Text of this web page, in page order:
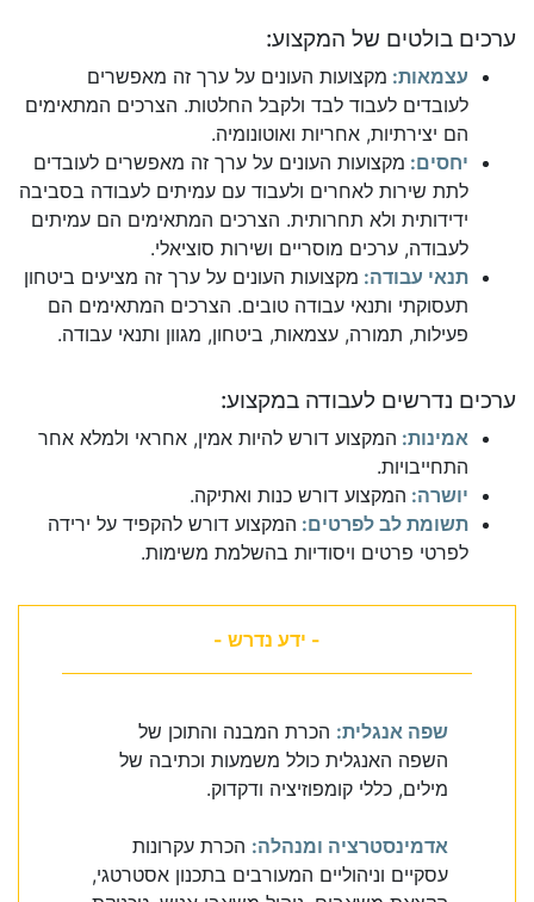
ערכים בולטים של המקצוע:
עצמאות: מקצועות העונים על ערך זה מאפשרים
לעובדים לעבוד לבד ולקבל החלטות. הצרכים המתאימים
הם יצירתיות, אחריות ואוטונומיה.
יחסים: מקצועות העונים על ערך זה מאפשרים לעובדים
לתת שירות לאחרים ולעבוד עם עמיתים לעבודה בסביבה
ידידותית ולא תחרותית. הצרכים המתאימים הם עמיתים
לעבודה, ערכים מוסריים ושירות סוציאלי.
תנאי עבודה: מקצועות העונים על ערך זה מציעים ביטחון
תעסוקתי ותנאי עבודה טובים. הצרכים המתאימים הם
פעילות, תמורה, עצמאות, ביטחון, מגוון ותנאי עבודה.
ערכים נדרשים לעבודה במקצוע:
אמינות: המקצוע דורש להיות אמין, אחראי ולמלא אחר
התחייבויות.
יושרה: המקצוע דורש כנות ואתיקה.
תשומת לב לפרטים: המקצוע דורש להקפיד על ירידה
לפרטי פרטים ויסודיות בהשלמת משימות.
- ידע נדרש -
שפה אנגלית: הכרת המבנה והתוכן של
השפה האנגלית כולל משמעות וכתיבה של
מילים, כללי קומפוזיציה ודקדוק.
אדמינסטרציה ומנהלה: הכרת עקרונות
עסקיים וניהוליים המעורבים בתכנון אסטרטגי,